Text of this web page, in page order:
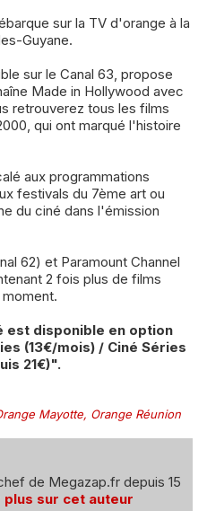
Guyane.
sur le Canal 63, propose
Made in Hollywood avec
retrouverez tous les films
qui ont marqué l'histoire
aux programmations
festivals du 7ème art ou
du ciné dans l'émission
62) et Paramount Channel
2 fois plus de films
est disponible en option
(13€/mois) / Ciné Séries
21€)".
Mayotte, Orange Réunion
de Megazap.fr depuis 15
plus sur cet auteur